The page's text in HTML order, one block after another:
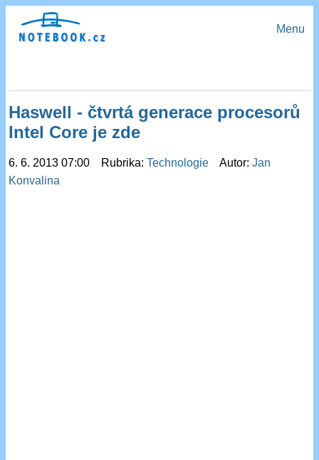
Menu
Haswell - čtvrtá generace procesorů
Intel Core je zde
6. 6. 2013 07:00 Rubrika:Technologie Autor:Jan
Konvalina